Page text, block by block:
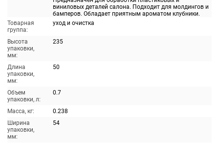
виниловых деталей салона. Подходит для молдингов и
бамперов. Обладает приятным ароматом клубники.
Товарная
группа:
уход и очистка
Высота
упаковки,
мм:
235
Длина
упаковки,
мм:
50
Объем
упаковки, л:
0.7
Масса, кг:
0.238
Ширина
упаковки,
мм:
54